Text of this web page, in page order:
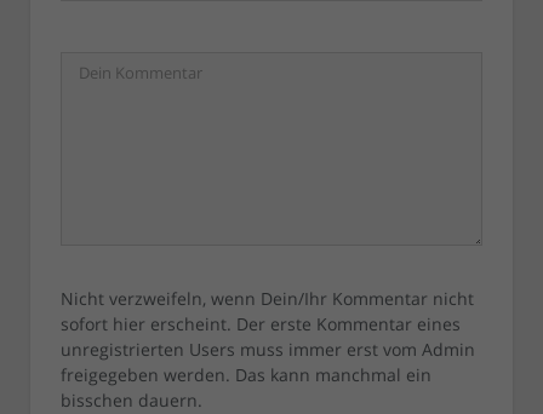
Nicht verzweifeln, wenn Dein/Ihr Kommentar nicht
sofort hier erscheint. Der erste Kommentar eines
unregistrierten Users muss immer erst vom Admin
freigegeben werden. Das kann manchmal ein
bisschen dauern.